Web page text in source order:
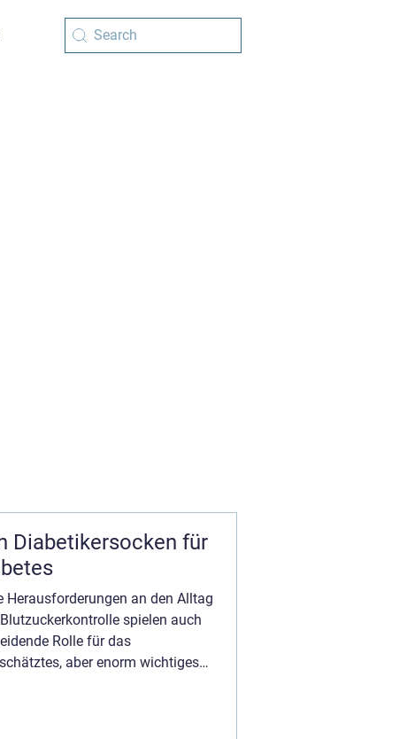
Diabetikersocken für
an den Alltag
spielen auch
Rolle für das
aber enorm wichtiges